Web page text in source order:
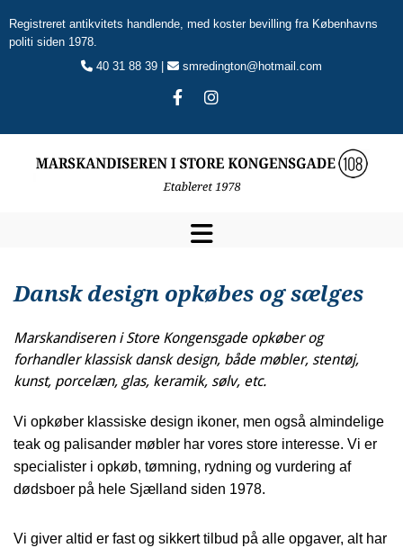
Registreret antikvitets handlende, med koster bevilling fra Københavns
politi siden 1978.
 40 31 88 39 |  smredington@hotmail.com
Dansk design opkøbes og sælges
Marskandiseren i Store Kongensgade opkøber og
forhandler klassisk dansk design, både møbler, stentøj,
kunst, porcelæn, glas, keramik, sølv, etc.
Vi opkøber klassiske design ikoner, men også almindelige
teak og palisander møbler har vores store interesse. Vi er
specialister i opkøb, tømning, rydning og vurdering af
dødsboer på hele Sjælland siden 1978.
Vi giver altid er fast og sikkert tilbud på alle opgaver, alt har